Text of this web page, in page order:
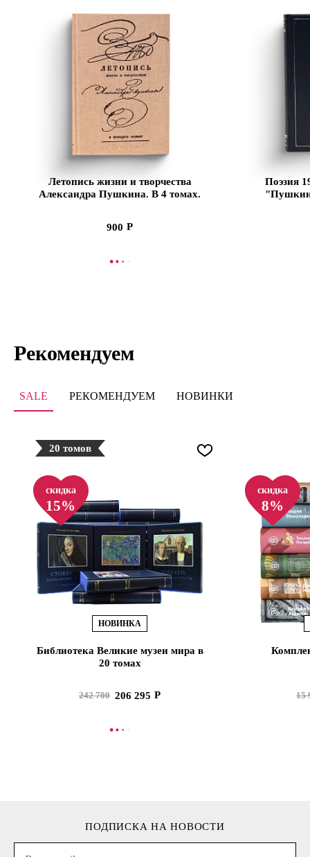
Летопись жизни и творчества
Александра Пушкина. В 4 томах.
900
В КОРЗИНУ
Поэзия
Рекомендуем
SALE РЕКОМЕНДУЕМ НОВИНКИ
20 томов
скидка
15%
НОВИНКА
Библиотека Великие музеи мира в
20 томах
242 700 206 295
В КОРЗИНУ
скидка
8%
15
ПОДПИСКА НА НОВОСТИ